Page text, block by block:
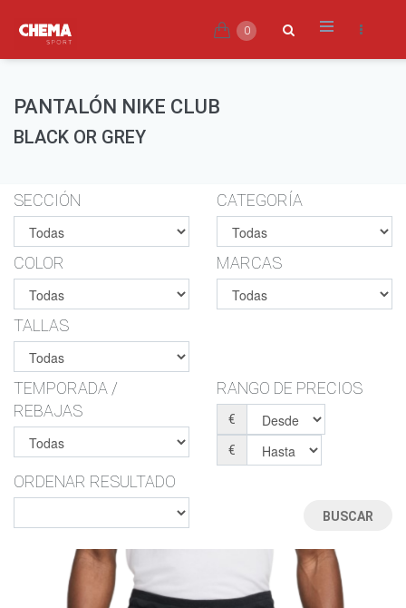
0
PANTALÓN NIKE CLUB
BLACK OR GREY
SECCIÓN CATEGORÍA
COLOR MARCAS
TALLAS
TEMPORADA /
REBAJAS
RANGO DE PRECIOS
€
€
ORDENAR RESULTADO